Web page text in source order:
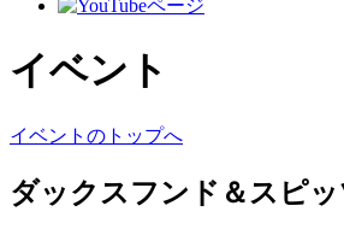
イベント
イベントのトップへ
ダックスフンド＆スピッ